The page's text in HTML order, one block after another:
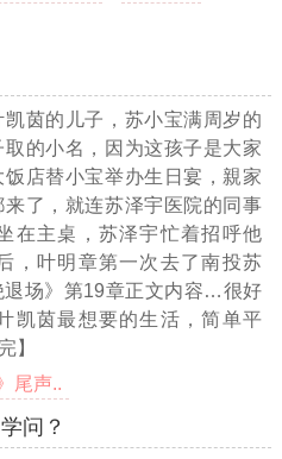
凯茵的儿子，苏小宝满周岁的
的小名，因为这孩子是大家
店替小宝举办生日宴，親家
了，就连苏泽宇医院的同事
在主桌，苏泽宇忙着招呼他
，叶明章第一次去了南投苏
场》第19章正文内容…很好
凯茵最想要的生活，简单平
】
尾声..
问？